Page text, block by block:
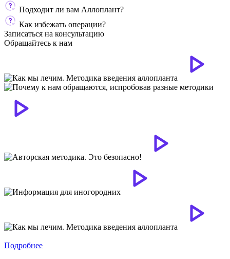
Подходит ли вам Аллоплант?
Как избежать операции?
Записаться на консультацию
Обращайтесь к нам
Подробнее